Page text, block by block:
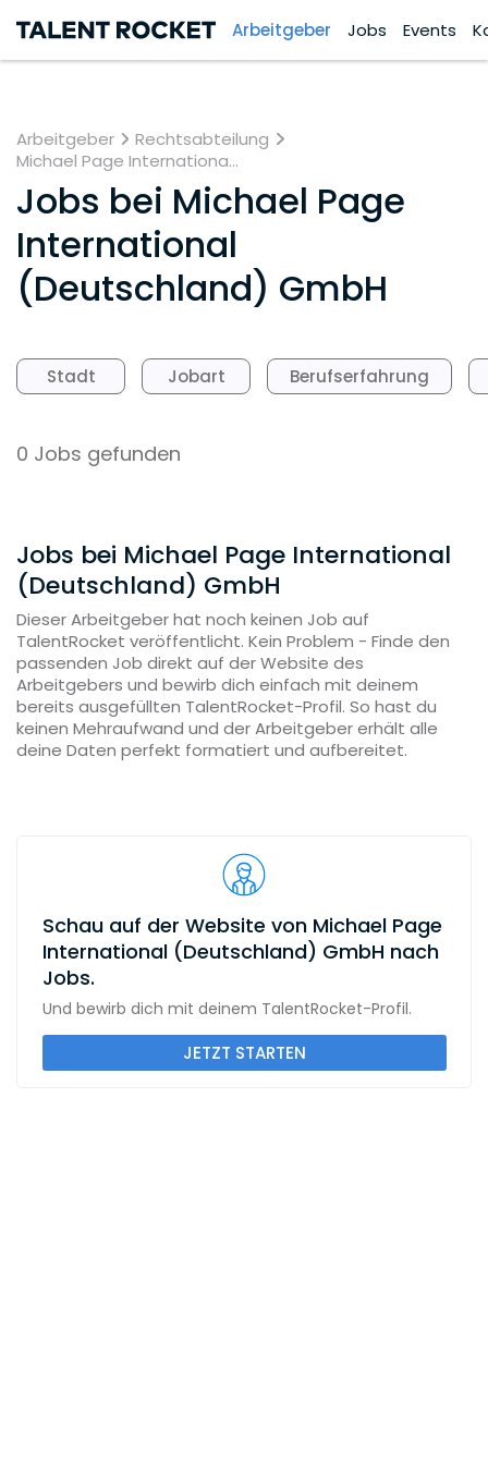
Arbeitgeber Jobs Events
Arbeitgeber
Rechtsabteilung
Michael Page Internationa...
Jobs bei Michael Page
International
(Deutschland) GmbH
Stadt Jobart Berufserfahrung
0 Jobs gefunden
Jobs bei Michael Page International
(Deutschland) GmbH
Dieser Arbeitgeber hat noch keinen Job auf
TalentRocket veröffentlicht. Kein Problem - Finde den
passenden Job direkt auf der Website des
Arbeitgebers und bewirb dich einfach mit deinem
bereits ausgefüllten TalentRocket-Profil. So hast du
keinen Mehraufwand und der Arbeitgeber erhält alle
deine Daten perfekt formatiert und aufbereitet.
Schau auf der Website von Michael Page
International (Deutschland) GmbH nach
Jobs.
Und bewirb dich mit deinem TalentRocket-Profil.
JETZT STARTEN